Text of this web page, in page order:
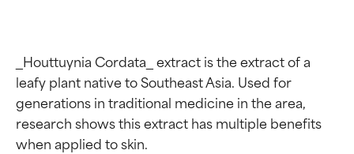
_Houttuynia Cordata_ extract is the extract of a
leafy plant native to Southeast Asia. Used for
generations in traditional medicine in the area,
research shows this extract has multiple benefits
when applied to skin.